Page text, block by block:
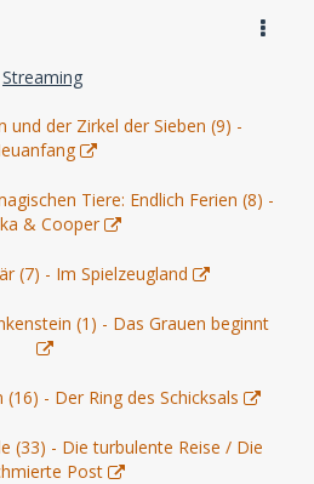
Streaming
und der Zirkel der Sieben (9) -
Tiere: Endlich Ferien (8) -
& Cooper
(7) - Im Spielzeugland
(1) - Das Grauen beginnt
(16) - Der Ring des Schicksals
(33) - Die turbulente Reise / Die
Post